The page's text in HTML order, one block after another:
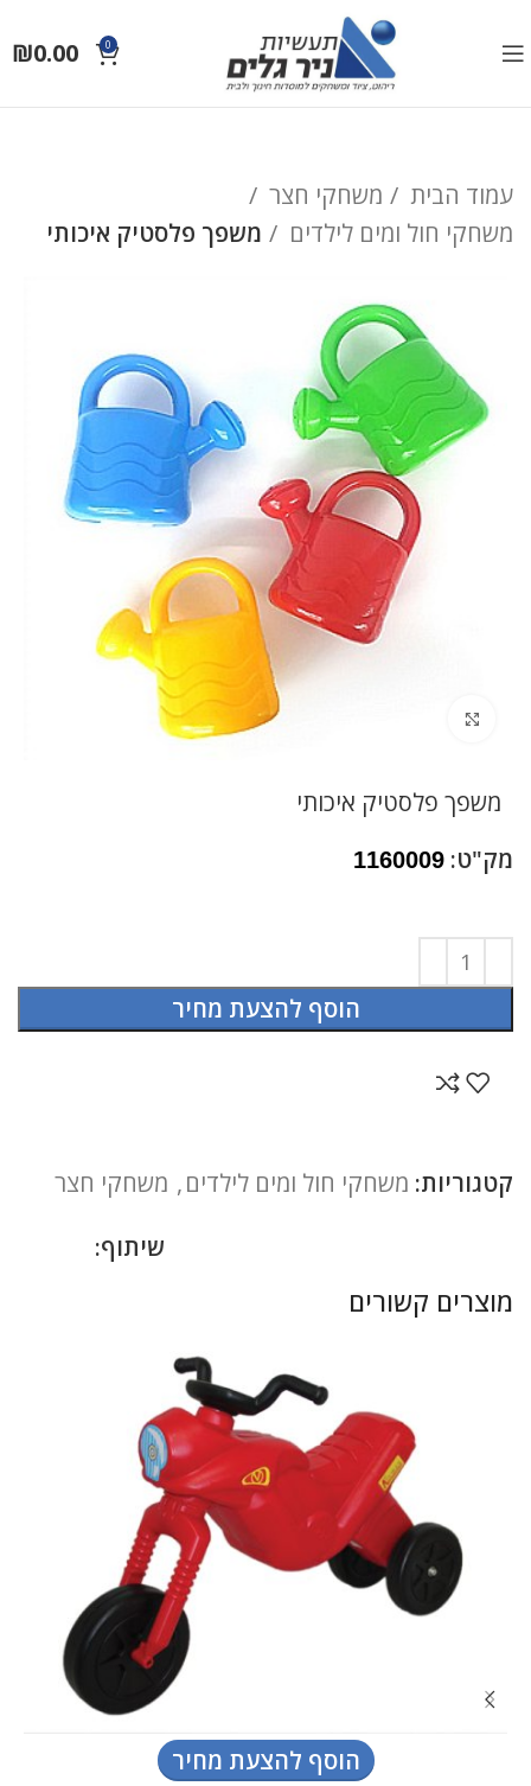
0
₪0.00
עמוד הבית
משחקי חצר
משחקי חול ומים לילדים
משפך פלסטיק איכותי
משפך פלסטיק איכותי
מק"ט: 1160009
הוסף להצעת מחיר
קטגוריות: משחקי חול ומים לילדים, משחקי חצר
שיתוף:
מוצרים קשורים
הוסף להצעת מחיר